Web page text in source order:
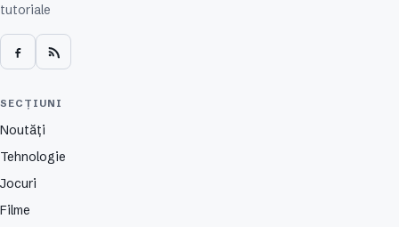
tutoriale
SECȚIUNI
Noutăți
Tehnologie
Jocuri
Filme